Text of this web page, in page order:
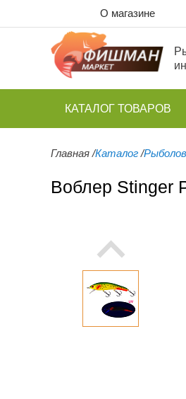
О магазине
КАТАЛОГ ТОВАРОВ
Главная /Каталог /
Воблер Stinger